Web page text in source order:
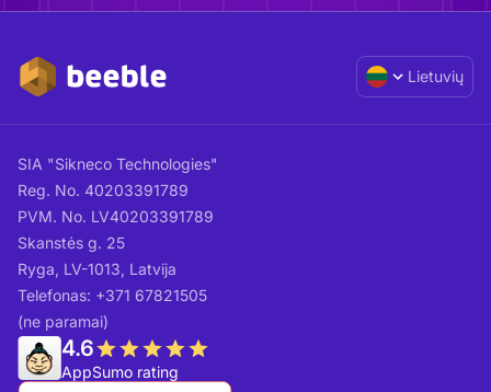
Lietuvių
SIA "Sikneco Technologies"
Reg. No. 40203391789
PVM. No. LV40203391789
Skanstės g. 25
Ryga, LV-1013, Latvija
Telefonas: +371 67821505
(ne paramai)
4.6
AppSumo rating